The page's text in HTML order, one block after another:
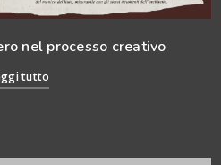
nel processo creativo
tutto